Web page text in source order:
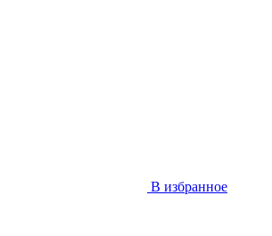
В избранное